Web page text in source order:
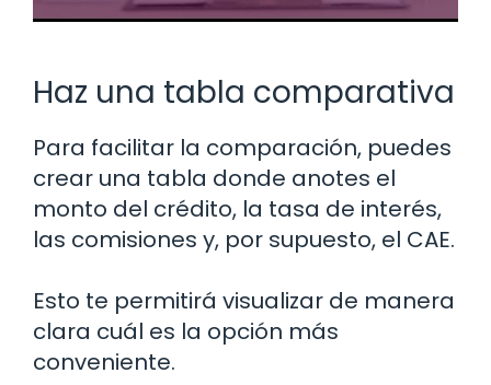
Haz una tabla comparativa
Para facilitar la comparación, puedes
crear una tabla donde anotes el
monto del crédito, la tasa de interés,
las comisiones y, por supuesto, el CAE.
Esto te permitirá visualizar de manera
clara cuál es la opción más
conveniente.